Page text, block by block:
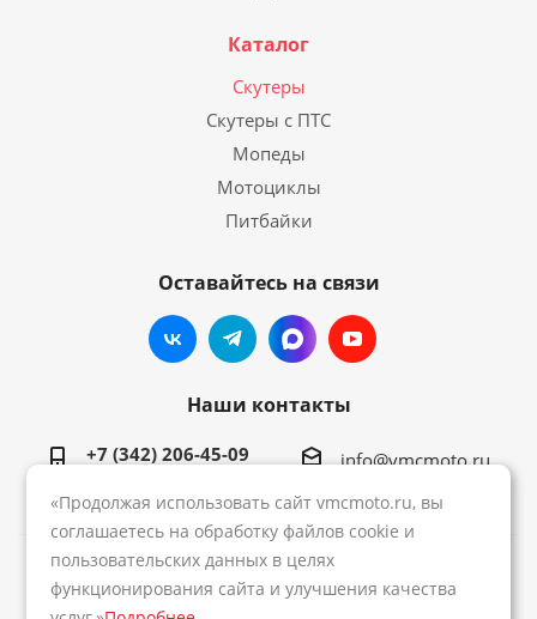
Каталог
Скутеры
Скутеры с ПТС
Мопеды
Мотоциклы
Питбайки
Оставайтесь на связи
Наши контакты
+7 (342) 206-45-09 info@vmcmoto.ru
2026 © Интернет-магазин VMC
«Продолжая использовать сайт vmcmoto.ru, вы
соглашаетесь на обработку файлов cookie и
пользовательских данных в целях
функционирования сайта и улучшения качества